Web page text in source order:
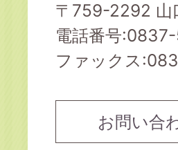
〒759-2292 山
電話番号
ファックス
お問い合